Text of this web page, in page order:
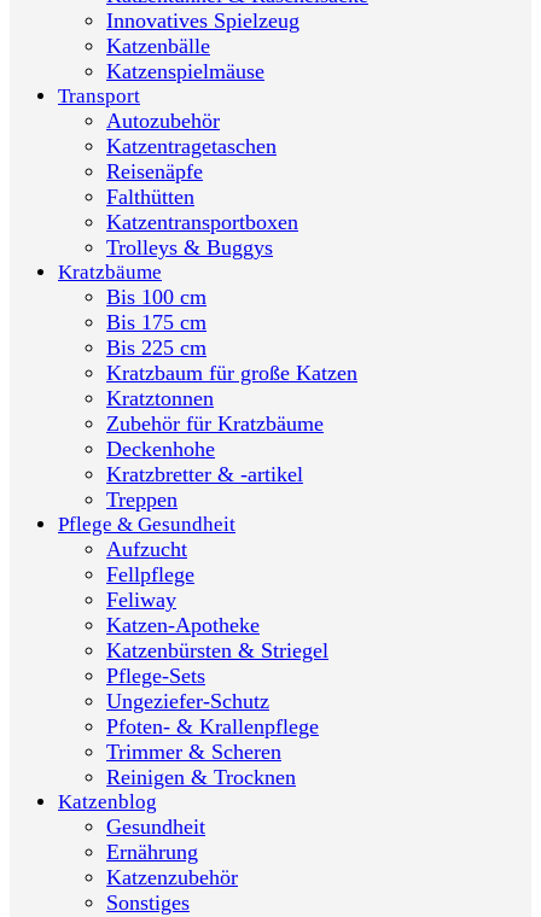
Innovatives Spielzeug
Katzenbälle
Katzenspielmäuse
Transport
Autozubehör
Katzentragetaschen
Reisenäpfe
Falthütten
Katzentransportboxen
Trolleys & Buggys
Kratzbäume
Bis 100 cm
Bis 175 cm
Bis 225 cm
Kratzbaum für große Katzen
Kratztonnen
Zubehör für Kratzbäume
Deckenhohe
Kratzbretter & -artikel
Treppen
Pflege & Gesundheit
Aufzucht
Fellpflege
Feliway
Katzen-Apotheke
Katzenbürsten & Striegel
Pflege-Sets
Ungeziefer-Schutz
Pfoten- & Krallenpflege
Trimmer & Scheren
Reinigen & Trocknen
Katzenblog
Gesundheit
Ernährung
Katzenzubehör
Sonstiges